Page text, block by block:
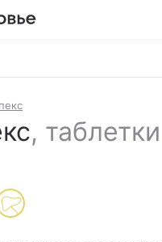
, таблетки